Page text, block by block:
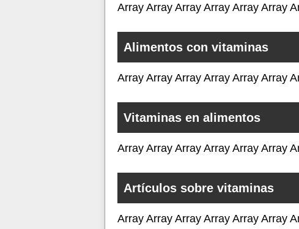
Array Array Array Array Array Array
Alimentos con vitaminas
Array Array Array Array Array Array
Vitaminas en alimentos
Array Array Array Array Array Array
Artículos sobre vitaminas
Array Array Array Array Array Array